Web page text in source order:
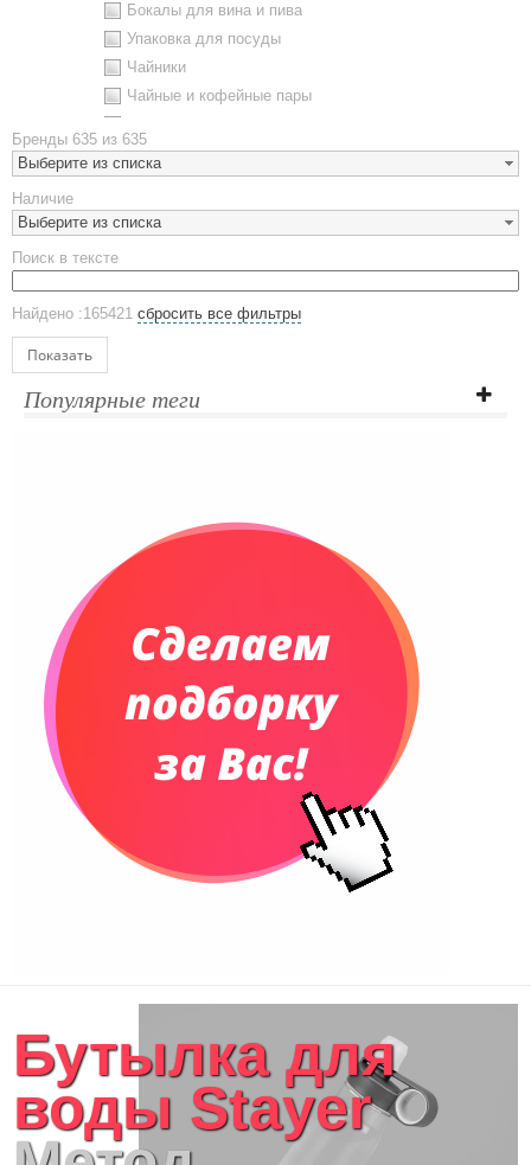
Бокалы для вина и пива
Упаковка для посуды
Чайники
Чайные и кофейные пары
Наборы посуды
Предметы сервировки
Стаканы
Эко кружки
ЕВРОПОСУДА
Аксессуары
Ежедневники и блокноты
Датированные ежедневники
Планинги недатированные
Телефонные книжки
Сумки и Рюкзаки
Сумки для планшетов и ноутбуков
Рюкзаки
Конференц-сумки
Сумки для покупок промо
Несессеры и косметички
Сумки дорожные
Женские сумки
Текстиль для ванной комнаты
Кухонные приспособления
Кухонный текстиль
Ножи разделочные доски
Бренды 635 из 635
Выберите из списка
Наличие
Выберите из списка
Поиск в тексте
Найдено :165421 сбросить все фильтры
Показать
Популярные теги
Бутылка для
воды Stayer